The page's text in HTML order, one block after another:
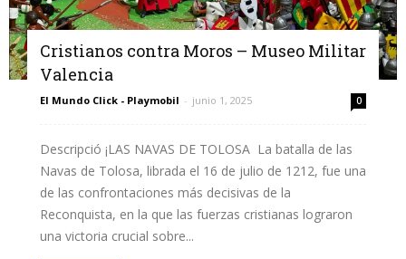
Cristianos contra Moros – Museo Militar
Valencia
El Mundo Click - Playmobil - junio 1, 2025 0
Descripció ¡LAS NAVAS DE TOLOSA La batalla de las
Navas de Tolosa, librada el 16 de julio de 1212, fue una
de las confrontaciones más decisivas de la
Reconquista, en la que las fuerzas cristianas lograron
una victoria crucial sobre...